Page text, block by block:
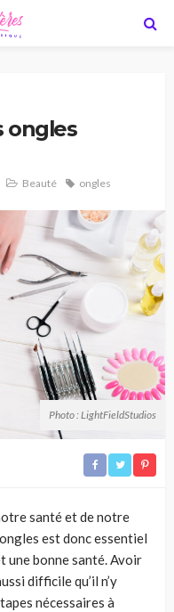
ongles
Beauté ongles
Photo : LightFieldStudios
santé et de notre
est donc essentiel
une bonne santé. Avoir
difficile qu’il n’y
nécessaires à